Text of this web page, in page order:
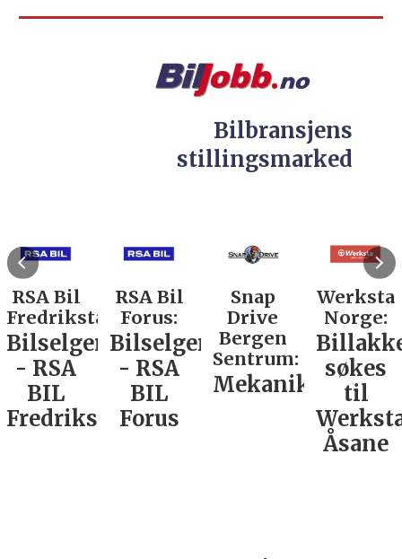
Bilbransjens
stillingsmarked
RSA Bil
Fredrikstad:
Bilselger
- RSA
BIL
Fredrikstad
RSA Bil
Forus:
Bilselger
- RSA
BIL
Forus
Snap
Drive
Bergen
Sentrum:
Mekaniker
Werksta
Norge:
søkes
til
Åsane